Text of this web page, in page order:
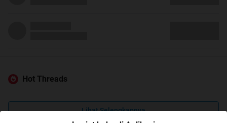
Hot Threads
Lihat Selengkapnya